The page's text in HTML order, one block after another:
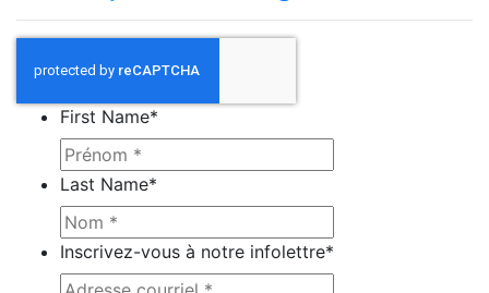
First Name*
Last Name*
Inscrivez-vous à notre infolettre*